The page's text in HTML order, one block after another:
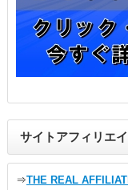
サイトアフィリエ
⇒THE REAL